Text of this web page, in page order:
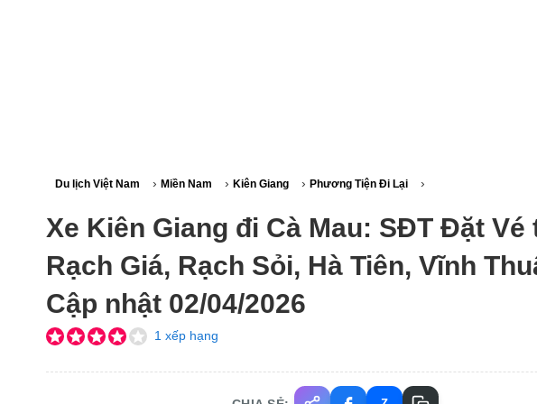
Du lịch Việt Nam › Miền Nam › Kiên Giang › Phương Tiện Đi Lại ›
Xe Kiên Giang đi Cà Mau: SĐT Đặt Vé
Rạch Giá, Rạch Sỏi, Hà Tiên, Vĩnh
Cập nhật 02/04/2026
1 xếp hạng